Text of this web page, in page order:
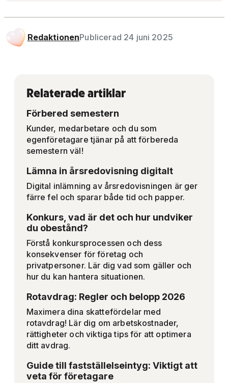
RedaktionenPublicerad 24 juni 2025
Relaterade artiklar
Förbered semestern
Kunder, medarbetare och du som
egenföretagare tjänar på att förbereda
semestern väl!
Lämna in årsredovisning digitalt
Digital inlämning av årsredovisningen är ger
färre fel och sparar både tid och papper.
Konkurs, vad är det och hur undviker
du obestånd?
Förstå konkursprocessen och dess
konsekvenser för företag och
privatpersoner. Lär dig vad som gäller och
hur du kan hantera situationen.
Rotavdrag: Regler och belopp 2026
Maximera dina skattefördelar med
rotavdrag! Lär dig om arbetskostnader,
rättigheter och viktiga tips för att optimera
ditt avdrag.
Guide till fastställelseintyg: Viktigt att
veta för företagare